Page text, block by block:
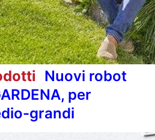
Nuovi robot
per
grandi